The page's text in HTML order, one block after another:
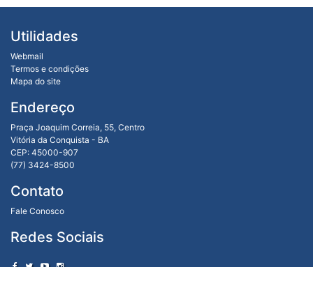
Utilidades
Webmail
Termos e condições
Mapa do site
Endereço
Praça Joaquim Correia, 55, Centro
Vitória da Conquista - BA
CEP: 45000-907
(77) 3424-8500
Contato
Fale Conosco
Redes Sociais